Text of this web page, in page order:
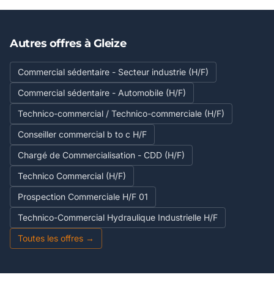
Autres offres à Gleize
Commercial sédentaire - Secteur industrie (H/F)
Commercial sédentaire - Automobile (H/F)
Technico-commercial / Technico-commerciale (H/F)
Conseiller commercial b to c H/F
Chargé de Commercialisation - CDD (H/F)
Technico Commercial (H/F)
Prospection Commerciale H/F 01
Technico-Commercial Hydraulique Industrielle H/F
Toutes les offres →